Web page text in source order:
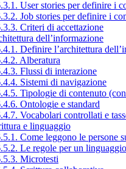
User stories per definire i
Job stories per definire i
Criteri di accettazione
dell’informazione
Definire l’architettura
Alberatura
Flussi di interazione
Sistemi di navigazione
Tipologie di contenuto
Ontologie e standard
Vocabolari controllati e
e linguaggio
Come leggono le persone
Le regole per un
Microtesti